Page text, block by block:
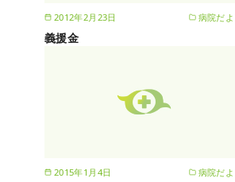
2012年2月23日 病院だよ
義援金
2015年1月4日 病院だよ